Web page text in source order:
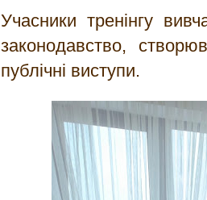
Учасники тренінгу
законодавство,
публічні виступи.